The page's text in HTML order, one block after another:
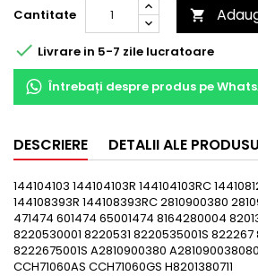
Cantitate

 Livrare in 5-7 zile lucratoare
Întrebați despre produs pe
DESCRIERE DETALII ALE
144104103 144104103R 144104103RC
144108393R 144108393RC 2810900380
471474 601474 65001474 8164280004
8220530001 8220531 8220535001S 822267
8222675001S A2810900380
CCH71060AS CCH71060GS H8201380711